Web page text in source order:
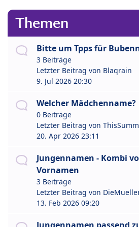
Themen
Bitte um Tpps für
3 Beiträge
Letzter Beitrag von Blaqrain
9. Jul 2026 20:30
Welcher Mädchenname?
0 Beiträge
Letzter Beitrag von
20. Apr 2026 23:11
Jungennamen - Kombi
Vornamen
3 Beiträge
Letzter Beitrag von
13. Feb 2026 09:20